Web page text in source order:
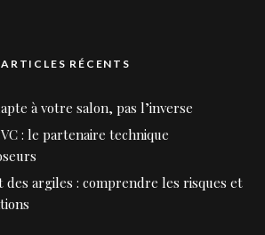
ARTICLES RÉCENTS
à votre salon, pas l’inverse
: le partenaire technique
argiles : comprendre les risques et